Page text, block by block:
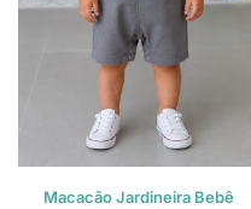
Macacão Jardineira Bebê